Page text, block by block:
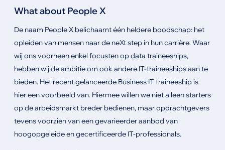
What about People X
De naam People X belichaamt één heldere boodschap: het
opleiden van mensen naar de neXt step in hun carrière. Waar
wij ons voorheen enkel focusten op data traineeships,
hebben wij de ambitie om ook andere IT-traineeships aan te
bieden. Het recent gelanceerde Business IT traineeship is
hier een voorbeeld van. Hiermee willen we niet alleen starters
op de arbeidsmarkt breder bedienen, maar opdrachtgevers
tevens voorzien van een gevarieerder aanbod van
hoogopgeleide en gecertificeerde IT-professionals.